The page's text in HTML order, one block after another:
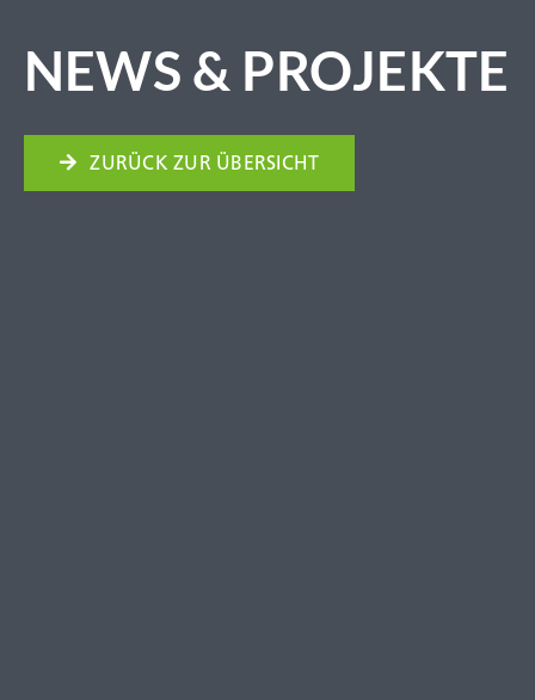
NEWS & PROJEKTE
ZURÜCK ZUR ÜBERSICHT